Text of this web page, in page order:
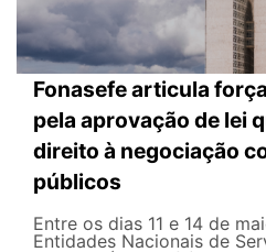
Fonasefe articula
pela aprovação de lei
direito à negociação
públicos
Entre os dias 11 e 14 de
Entidades Nacionais de